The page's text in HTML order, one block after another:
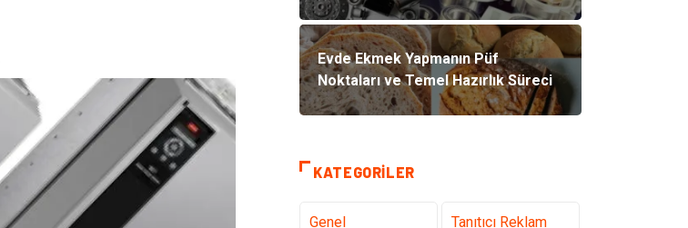
Evde Ekmek Yapmanın Püf
Noktaları ve Temel Hazırlık Süreci
KATEGORILER
Genel Tanıtıcı Reklam